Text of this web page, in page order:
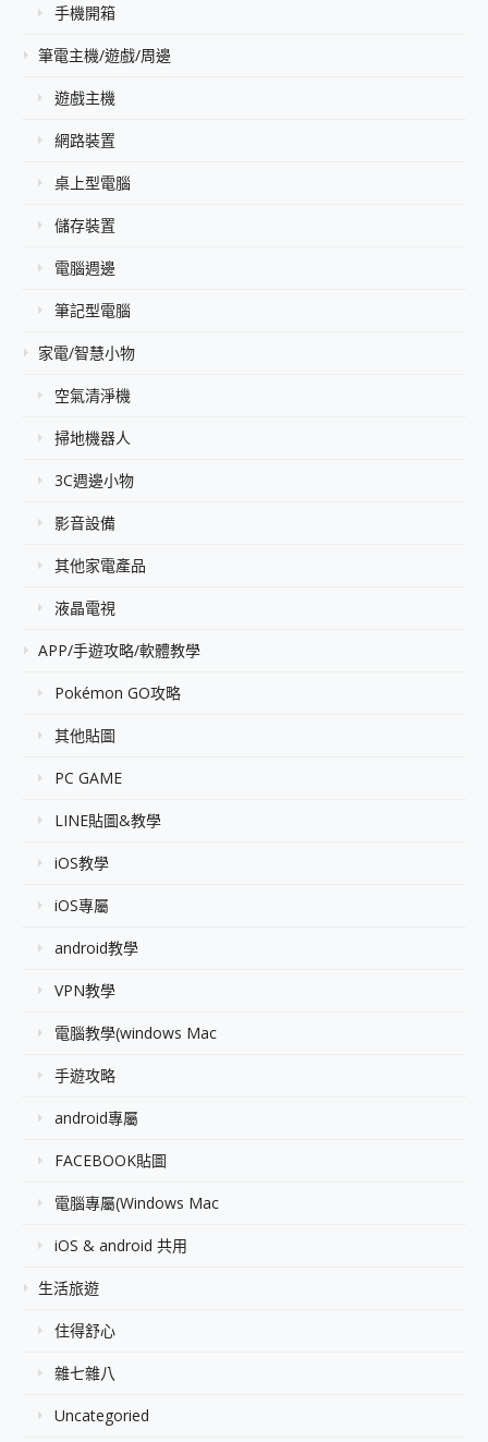
手機開箱
筆電主機/遊戲/周邊
遊戲主機
網路裝置
桌上型電腦
儲存裝置
電腦週邊
筆記型電腦
家電/智慧小物
空氣清淨機
掃地機器人
3C週邊小物
影音設備
其他家電產品
液晶電視
APP/手遊攻略/軟體教學
Pokémon GO攻略
其他貼圖
PC GAME
LINE貼圖&教學
iOS教學
iOS專屬
android教學
VPN教學
電腦教學(windows Mac
手遊攻略
android專屬
FACEBOOK貼圖
電腦專屬(Windows Mac
iOS & android 共用
生活旅遊
住得舒心
雜七雜八
Uncategoried